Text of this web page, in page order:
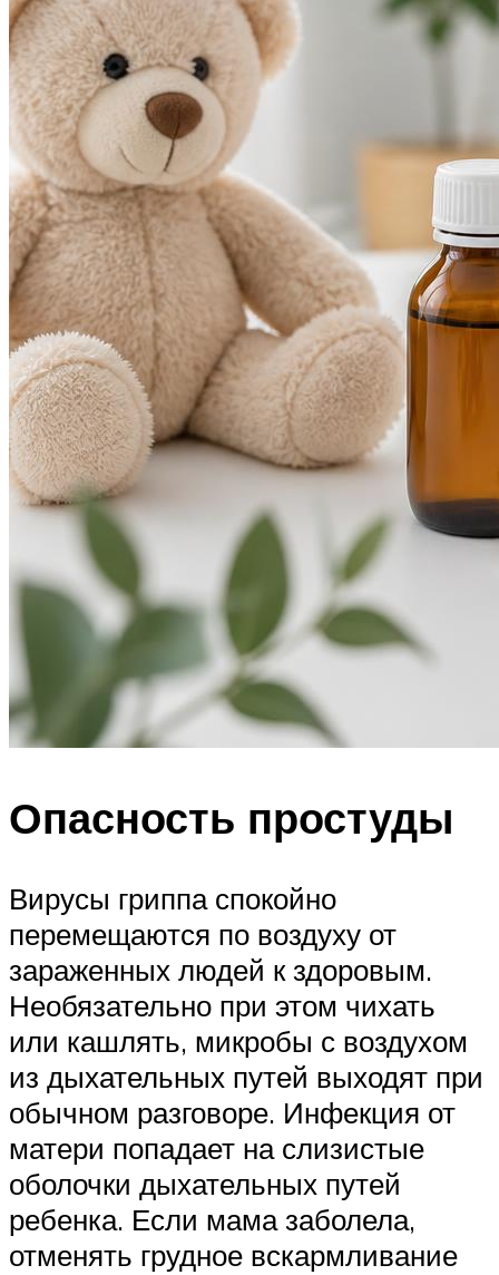
Опасность простуды
Вирусы гриппа спокойно
перемещаются по воздуху от
зараженных людей к здоровым.
Необязательно при этом чихать
или кашлять, микробы с воздухом
из дыхательных путей выходят при
обычном разговоре. Инфекция от
матери попадает на слизистые
оболочки дыхательных путей
ребенка. Если мама заболела,
отменять грудное вскармливание